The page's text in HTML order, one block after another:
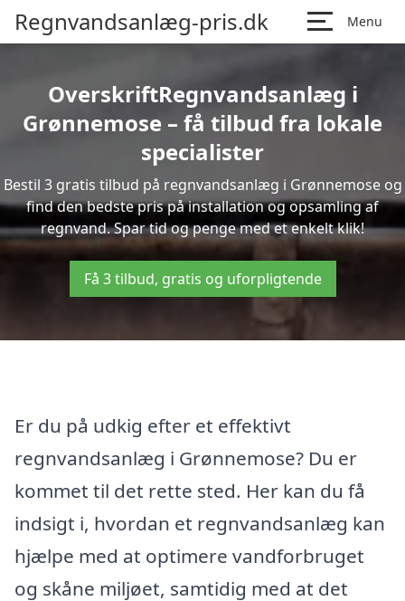
Regnvandsanlæg-pris.dk Menu
OverskriftRegnvandsanlæg i
Grønnemose – få tilbud fra lokale
specialister
Bestil 3 gratis tilbud på regnvandsanlæg i Grønnemose og
find den bedste pris på installation og opsamling af
regnvand. Spar tid og penge med et enkelt klik!
Få 3 tilbud, gratis og uforpligtende
Er du på udkig efter et effektivt
regnvandsanlæg i Grønnemose? Du er
kommet til det rette sted. Her kan du få
indsigt i, hvordan et regnvandsanlæg kan
hjælpe med at optimere vandforbruget
og skåne miljøet, samtidig med at det